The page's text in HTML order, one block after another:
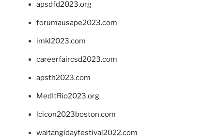
apsdfd2023.org
forumausape2023.com
imkl2023.com
careerfaircsd2023.com
apsth2023.com
MedItRio2023.org
lcicon2023boston.com
waitangidayfestival2022.com